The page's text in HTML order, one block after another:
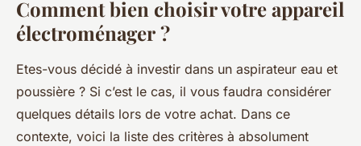
Comment bien choisir votre appareil
électroménager ?
Etes-vous décidé à investir dans un aspirateur eau et
poussière ? Si c’est le cas, il vous faudra considérer
quelques détails lors de votre achat. Dans ce
contexte, voici la liste des critères à absolument